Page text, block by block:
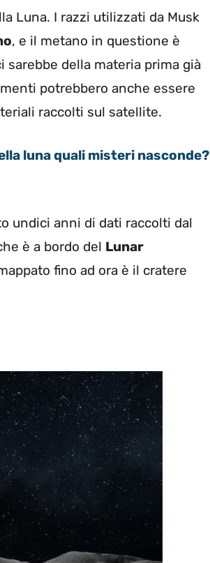
Luna. I razzi utilizzati da Musk
, e il metano in questione è
della materia prima già
potrebbero anche essere
raccolti sul satellite.
luna quali misteri nasconde?
undici anni di dati raccolti dal
è a bordo del Lunar
fino ad ora è il cratere